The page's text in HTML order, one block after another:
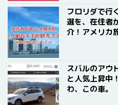
フロリダで行
選を、在住者
介！アメリカ
スバルのアウ
と人気上昇中
わ、この車。